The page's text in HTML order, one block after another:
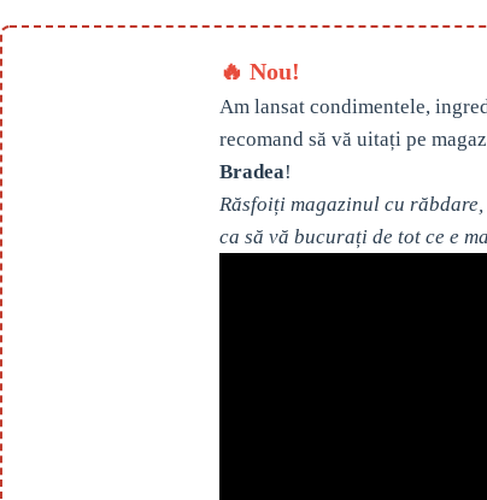
🔥 Nou!
Am lansat condimentele,
recomand să vă uitați pe
Bradea!
Răsfoiți magazinul cu
ca să vă bucurați de tot ce e